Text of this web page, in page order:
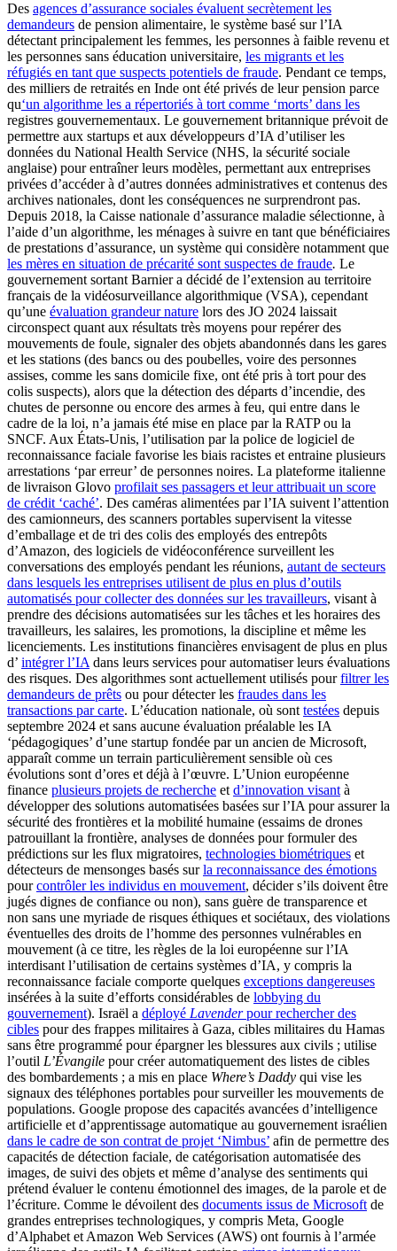
Des agences d’assurance sociales évaluent secrètement les
demandeurs de pension alimentaire, le système basé sur l’IA
détectant principalement les femmes, les personnes à faible revenu et
les personnes sans éducation universitaire, les migrants et les
réfugiés en tant que suspects potentiels de fraude. Pendant ce temps,
des milliers de retraités en Inde ont été privés de leur pension parce
qu‘un algorithme les a répertoriés à tort comme ‘morts’ dans les
registres gouvernementaux. Le gouvernement britannique prévoit de
permettre aux startups et aux développeurs d’IA d’utiliser les
données du National Health Service (NHS, la sécurité sociale
anglaise) pour entraîner leurs modèles, permettant aux entreprises
privées d’accéder à d’autres données administratives et contenus des
archives nationales, dont les conséquences ne surprendront pas.
Depuis 2018, la Caisse nationale d’assurance maladie sélectionne, à
l’aide d’un algorithme, les ménages à suivre en tant que bénéficiaires
de prestations d’assurance, un système qui considère notamment que
les mères en situation de précarité sont suspectes de fraude. Le
gouvernement sortant Barnier a décidé de l’extension au territoire
français de la vidéosurveillance algorithmique (VSA), cependant
qu’une évaluation grandeur nature lors des JO 2024 laissait
circonspect quant aux résultats très moyens pour repérer des
mouvements de foule, signaler des objets abandonnés dans les gares
et les stations (des bancs ou des poubelles, voire des personnes
assises, comme les sans domicile fixe, ont été pris à tort pour des
colis suspects), alors que la détection des départs d’incendie, des
chutes de personne ou encore des armes à feu, qui entre dans le
cadre de la loi, n’a jamais été mise en place par la RATP ou la
SNCF. Aux États-Unis, l’utilisation par la police de logiciel de
reconnaissance faciale favorise les biais racistes et entraine plusieurs
arrestations ‘par erreur’ de personnes noires. La plateforme italienne
de livraison Glovo profilait ses passagers et leur attribuait un score
de crédit ‘caché’. Des caméras alimentées par l’IA suivent l’attention
des camionneurs, des scanners portables supervisent la vitesse
d’emballage et de tri des colis des employés des entrepôts
d’Amazon, des logiciels de vidéoconférence surveillent les
conversations des employés pendant les réunions, autant de secteurs
dans lesquels les entreprises utilisent de plus en plus d’outils
automatisés pour collecter des données sur les travailleurs, visant à
prendre des décisions automatisées sur les tâches et les horaires des
travailleurs, les salaires, les promotions, la discipline et même les
licenciements. Les institutions financières envisagent de plus en plus
d’ intégrer l’IAdans leurs services pour automatiser leurs évaluations
des risques. Des algorithmes sont actuellement utilisés pourfiltrer les
demandeurs de prêts ou pour détecter les fraudes dans les
transactions par carte. L’éducation nationale, où sonttestées depuis
septembre 2024 et sans aucune évaluation préalable les IA
‘pédagogiques’ d’une startup fondée par un ancien de Microsoft,
apparaît comme un terrain particulièrement sensible où ces
évolutions sont d’ores et déjà à l’œuvre. L’Union européenne
finance plusieurs projets de recherche etd’innovation visantà
développer des solutions automatisées basées sur l’IA pour assurer la
sécurité des frontières et la mobilité humaine (essaims de drones
patrouillant la frontière, analyses de données pour formuler des
prédictions sur les flux migratoires, technologies biométriques et
détecteurs de mensonges basés surla reconnaissance des émotions
pourcontrôler les individus en mouvement, décider s’ils doivent être
jugés dignes de confiance ou non), sans guère de transparence et
non sans une myriade de risques éthiques et sociétaux, des violations
éventuelles des droits de l’homme des personnes vulnérables en
mouvement (à ce titre, les règles de la loi européenne sur l’IA
interdisant l’utilisation de certains systèmes d’IA, y compris la
reconnaissance faciale comporte quelques exceptions dangereuses
insérées à la suite d’efforts considérables de lobbying du
gouvernement). Israël a déployé Lavenderpour rechercher des
cibles pour des frappes militaires à Gaza, cibles militaires du Hamas
sans être programmé pour épargner les blessures aux civils ; utilise
l’outil L’Évangile pour créer automatiquement des listes de cibles
des bombardements ; a mis en place Where’s Daddy qui vise les
signaux des téléphones portables pour surveiller les mouvements de
populations. Google propose des capacités avancées d’intelligence
artificielle et d’apprentissage automatique au gouvernement israélien
dans le cadre de son contrat de projet ‘Nimbus’ afin de permettre des
capacités de détection faciale, de catégorisation automatisée des
images, de suivi des objets et même d’analyse des sentiments qui
prétend évaluer le contenu émotionnel des images, de la parole et de
l’écriture. Comme le dévoilent des documents issus de Microsoftde
grandes entreprises technologiques, y compris Meta, Google
d’Alphabet et Amazon Web Services (AWS) ont fournis à l’armée